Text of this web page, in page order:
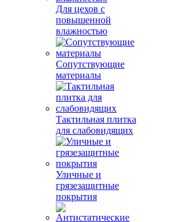
Для цехов с
повышенной
влажностью
Сопутствующие
материалы
Тактильная плитка
для слабовидящих
Уличные и
грязезащитные
покрытия